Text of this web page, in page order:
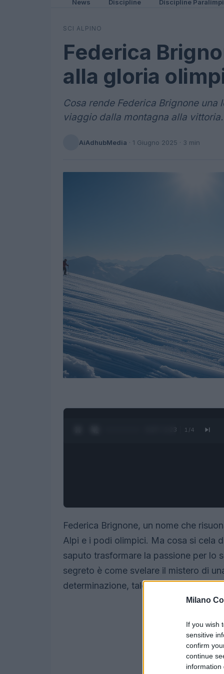
Milano
If you wish
sensitive
confirm
continue
information
News Discipline Discipline
SCI ALPINO
Federica
alla gloria
Cosa rende Federica Brignone
viaggio dalla montagna alla vittoria.
AiAdhubMedia · 1 Giugno 2025 · 3 min
0:28 / 1:23 1 /4
Federica Brignone, un nome che
Alpi e i podi olimpici. Ma cosa si cela
saputo trasformare la passione per lo
segreto è come svelare il mistero di
determinazione, talento e un pizzico di